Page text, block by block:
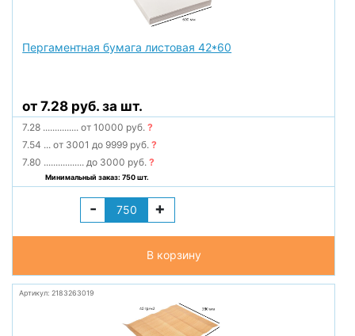
Пергаментная бумага листовая 42*60
от 7.28 руб. за шт.
7.28 ............... от 10000 руб.?
7.54 ... от 3001 до 9999 руб.?
7.80 ................. до 3000 руб.?
Минимальный заказ: 750 шт.
- +
В корзину
Артикул: 2183263019